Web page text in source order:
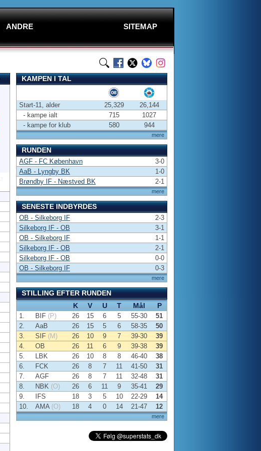
ANDRE SITEMAP
KAMPEN I TAL
mere
Start-11, alder 25,329
26,144
- kampe ialt
715
1027
- kampe for klub
580 944
RUNDEN
mere
AGF - FC København
3-0
AaB - Lyngby BK
1-0
Brøndby IF - Næstved BK
2-1
SENESTE INDBYRDES
mere
OB - Silkeborg IF
2-3
Silkeborg IF - OB
3-1
OB - Silkeborg IF
1-1
Silkeborg IF - OB
2-1
Silkeborg IF - OB
0-0
OB - Silkeborg IF
0-3
STILLING EFTER RUNDEN
K
V U T Mål P
mere
1. BIF (P) 26 15 6 5 55-30
51
2.
AaB 26 15 5 6 58-35
50
3.
SIF (M) 26 10 9 7 39-30
39
4.
OB 26 11 6 9 39-38
39
5.
LBK 26 10 8 8 46-40
38
6.
FCK 26 8 7 11 41-50
31
7.
AGF 26 8 7 11 32-48
31
8.
NBK (O) 26 6 11 9 35-41
29
9.
IFS 18 3 5 10 22-29
14
10.
AMA (O) 18 4 0 14 21-47 12